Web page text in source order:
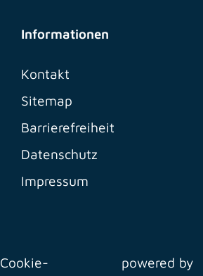
Informationen
Kontakt
Sitemap
Barrierefreiheit
Datenschutz
Impressum
Cookie- powered by